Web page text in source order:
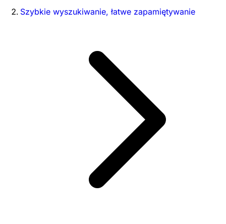
Szybkie wyszukiwanie, łatwe zapamiętywanie